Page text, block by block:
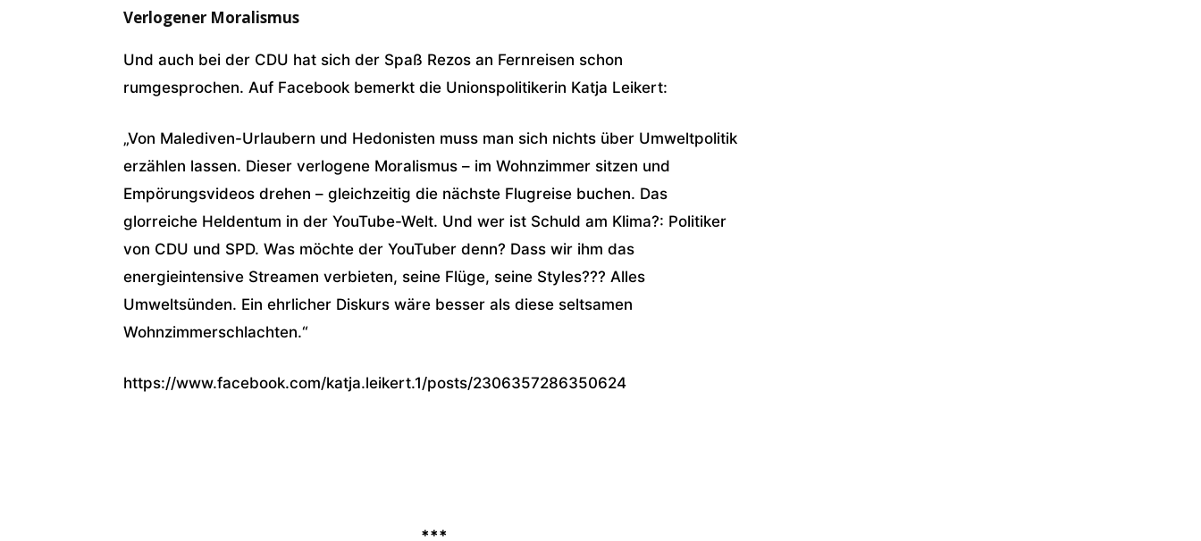
Verlogener Moralismus
Und auch bei der CDU hat sich der Spaß Rezos an Fernreisen schon
rumgesprochen. Auf Facebook bemerkt die Unionspolitikerin Katja Leikert:
„Von Malediven-Urlaubern und Hedonisten muss man sich nichts über Umweltpolitik
erzählen lassen. Dieser verlogene Moralismus – im Wohnzimmer sitzen und
Empörungsvideos drehen – gleichzeitig die nächste Flugreise buchen. Das
glorreiche Heldentum in der YouTube-Welt. Und wer ist Schuld am Klima?: Politiker
von CDU und SPD. Was möchte der YouTuber denn? Dass wir ihm das
energieintensive Streamen verbieten, seine Flüge, seine Styles??? Alles
Umweltsünden. Ein ehrlicher Diskurs wäre besser als diese seltsamen
Wohnzimmerschlachten.“
https://www.facebook.com/katja.leikert.1/posts/2306357286350624
***